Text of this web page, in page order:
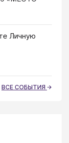
Личную
ВСЕ СОБЫТИЯ